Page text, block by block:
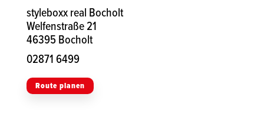
styleboxx real Bocholt
Welfenstraße 21
46395 Bocholt
02871 6499
Route planen